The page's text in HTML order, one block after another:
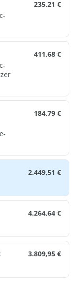
235,21 €
411,68 €
184,79 €
2.449,51 €
4.264,64 €
3.809,95 €